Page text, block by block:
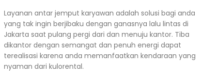
Layanan antar jemput karyawan adalah solusi bagi anda
yang tak ingin berjibaku dengan ganasnya lalu lintas di
Jakarta saat pulang pergi dari dan menuju kantor. Tiba
dikantor dengan semangat dan penuh energi dapat
terealisasi karena anda memanfaatkan kendaraan yang
nyaman dari kulorental.